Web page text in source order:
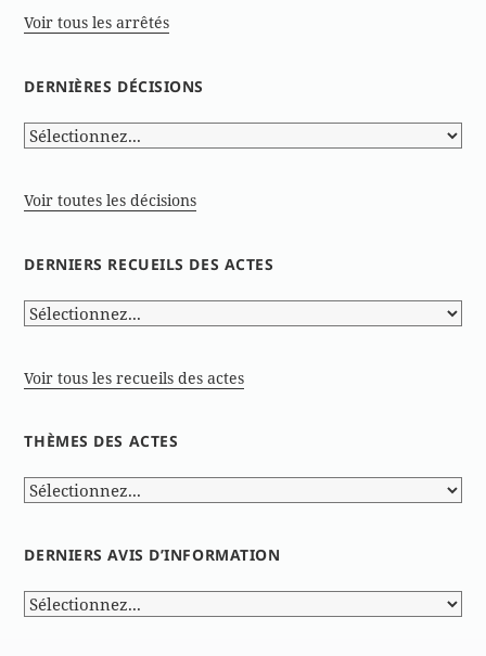
Voir tous les arrêtés
DERNIÈRES DÉCISIONS
Voir toutes les décisions
DERNIERS RECUEILS DES ACTES
Voir tous les recueils des actes
THÈMES DES ACTES
DERNIERS AVIS D’INFORMATION